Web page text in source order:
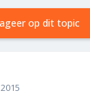
op dit topic